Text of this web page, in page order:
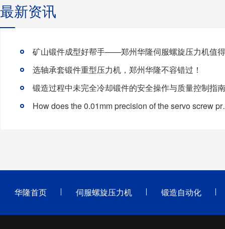
最新资讯
选轴承套锻件重型压力机，郑州华隆不容错过！
锻造过程中未完全冷却锻件的安全操作与质量控制指南
How does the
华隆首页 伺服螺旋压力机 锻造自动化